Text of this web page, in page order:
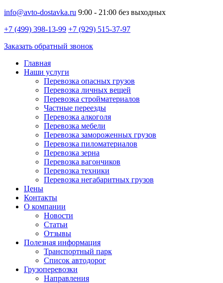
info@avto-dostavka.ru 9:00 - 21:00 без выходных
+7 (499) 398-13-99 +7 (929) 515-37-97
Заказать обратный звонок
Главная
Наши услуги
Перевозка опасных грузов
Перевозка личных вещей
Перевозка стройматериалов
Частные переезды
Перевозка алкоголя
Перевозка мебели
Перевозка замороженных грузов
Перевозка пиломатериалов
Перевозка зерна
Перевозка вагончиков
Перевозка техники
Перевозка негабаритных грузов
Цены
Контакты
О компании
Новости
Статьи
Отзывы
Полезная информация
Транспортный парк
Список автодорог
Грузоперевозки
Направления